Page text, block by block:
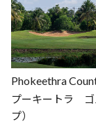
Phokeethra
プーキートラ ゴ
プ）